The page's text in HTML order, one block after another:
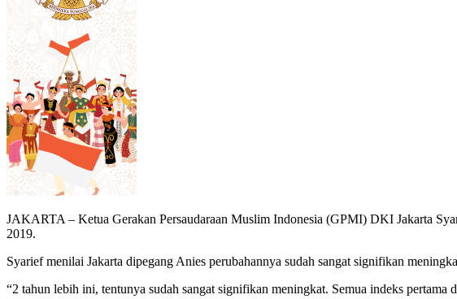
JAKARTA – Ketua Gerakan Persaudaraan Muslim Indonesia (GPMI) DKI Jakarta
2019.
Syarief menilai Jakarta dipegang Anies perubahannya sudah sangat signifikan
“2 tahun lebih ini, tentunya sudah sangat signifikan meningkat. Semua indeks